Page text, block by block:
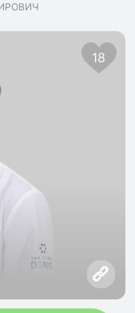
18